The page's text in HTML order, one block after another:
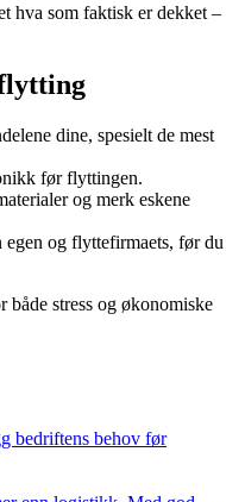
hva som faktisk er dekket –
dine, spesielt de mest
før flyttingen.
og merk eskene
egen og flyttefirmaets, før du
både stress og økonomiske
bedriftens behov før